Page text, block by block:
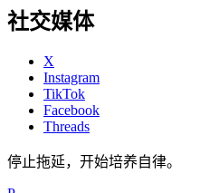
社交媒体
X
Instagram
TikTok
Facebook
Threads
停止拖延，开始培养自律。